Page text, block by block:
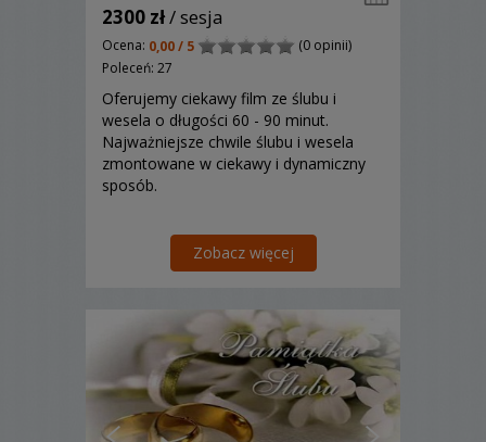
2300 zł/ sesja
Ocena: 0,00 / 5
(0 opinii)
Poleceń: 27
Oferujemy ciekawy film ze ślubu i
wesela o długości 60 - 90 minut.
Najważniejsze chwile ślubu i wesela
zmontowane w ciekawy i dynamiczny
sposób.
Zobacz więcej